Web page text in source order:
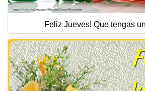
Feliz Jueves! Que tengas